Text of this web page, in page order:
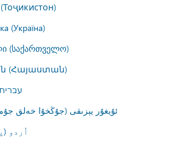
(Україна)
(საქართველო)
(Հայաստան)
ئۇيغۇر يېزىقى (جۇڭخۇا خەلق
اُردو